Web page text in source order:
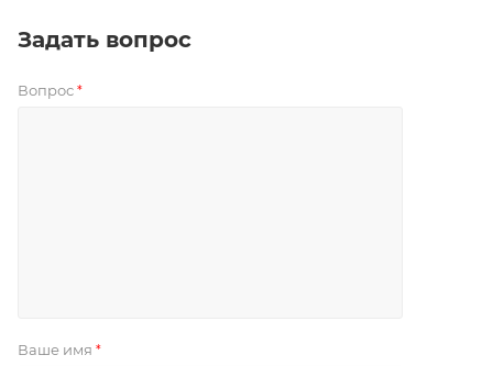
Задать вопрос
Вопрос *
Ваше имя *